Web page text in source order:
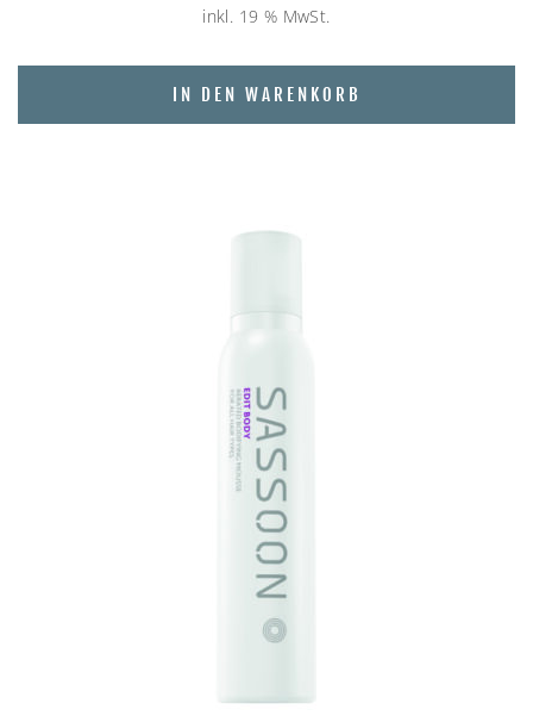
inkl. 19 % MwSt.
IN DEN WARENKORB